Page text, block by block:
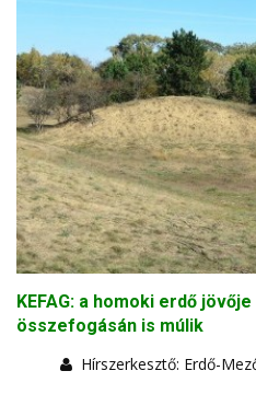
KEFAG: a homoki erdő
összefogásán is múlik
Hírszerkesztő: Erdő-